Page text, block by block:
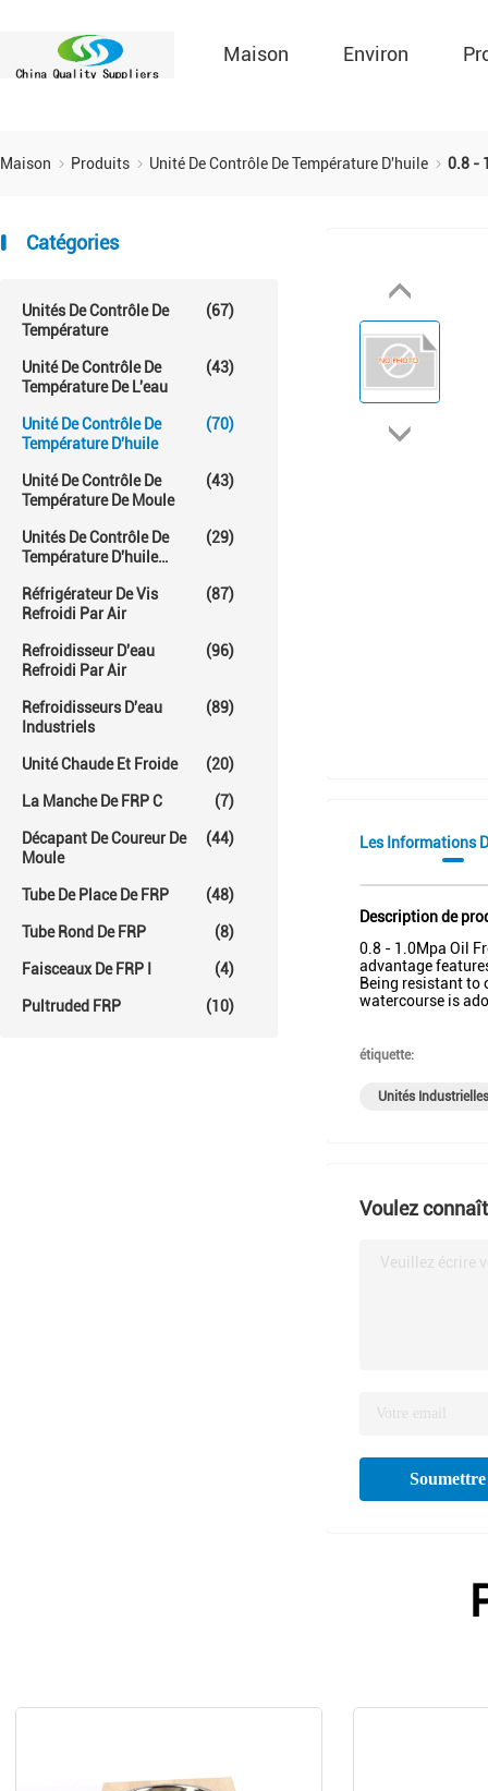
Maison Environ
Maison Produits Unité De Contrôle De Température D'huile 0.8 -
Catégories
Unités De Contrôle De
Température
(67)
Unité De Contrôle De
Température De L'eau
(43)
Unité De Contrôle De
Température D'huile
(70)
Unité De Contrôle De
Température De Moule
(43)
Unités De Contrôle De
Température D'huile
(29)
Réfrigérateur De Vis
Refroidi Par Air
(87)
Refroidisseur D'eau
Refroidi Par Air
(96)
Refroidisseurs D'eau
Industriels
(89)
Unité Chaude Et Froide (20)
La Manche De FRP C (7)
Décapant De Coureur De
Moule
(44)
Tube De Place De FRP (48)
Tube Rond De FRP (8)
Faisceaux De FRP I (4)
Pultruded FRP (10)
Les Informations
Description de
0.8 - 1.0Mpa Oil
advantage
Being resistant to
watercourse is
étiquette:
Unités
Voulez
Veuillez écrire
Soumettre